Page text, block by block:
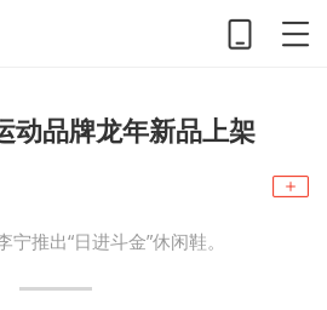
动品牌龙年新品上架
宁推出“日进斗金”休闲鞋。